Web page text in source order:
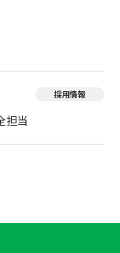
採用情報
担当